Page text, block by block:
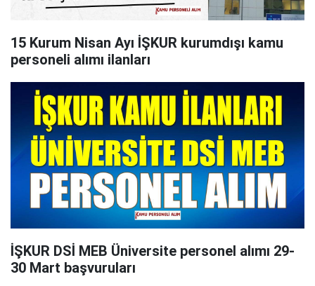
15 Kurum Nisan Ayı İŞKUR kurumdışı kamu
personeli alımı ilanları
İŞKUR DSİ MEB Üniversite personel alımı 29-
30 Mart başvuruları